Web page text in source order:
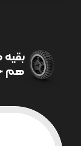
بقیه
هم